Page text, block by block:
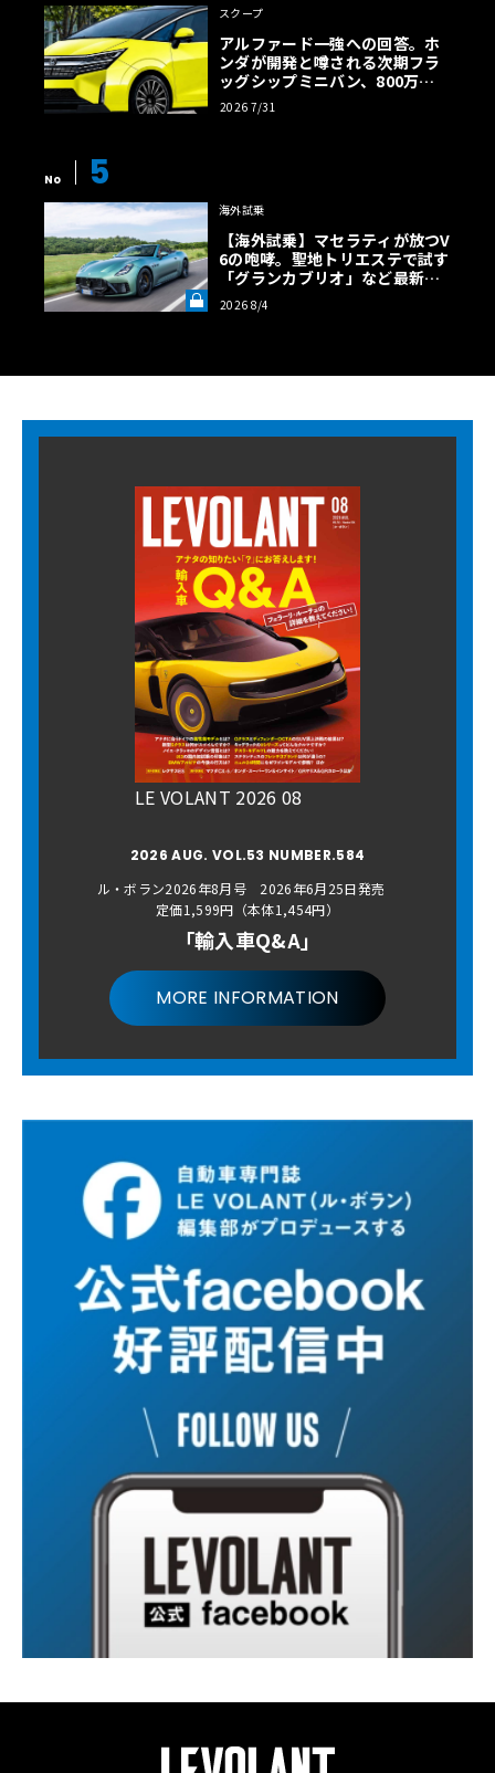
スクープ
アルファード一強への回答。ホ
ンダが開発と噂される次期フラ
ッグシップミニバン、800万円
超の勝算【予想CG】
2026 7/31
No 5
海外試乗
【海外試乗】マセラティが放つV
6の咆哮。聖地トリエステで試す
「グランカブリオ」など最新ト
ロフェオ3台の官能評価《LE VO
LANT LAB》
2026 8/4
LE VOLANT 2026 08
2026 AUG. VOL.53 NUMBER.584
ル・ボラン2026年8月号 2026年6月25日発売
定価1,599円（本体1,454円）
「輸入車Q&A」
MORE INFORMATION